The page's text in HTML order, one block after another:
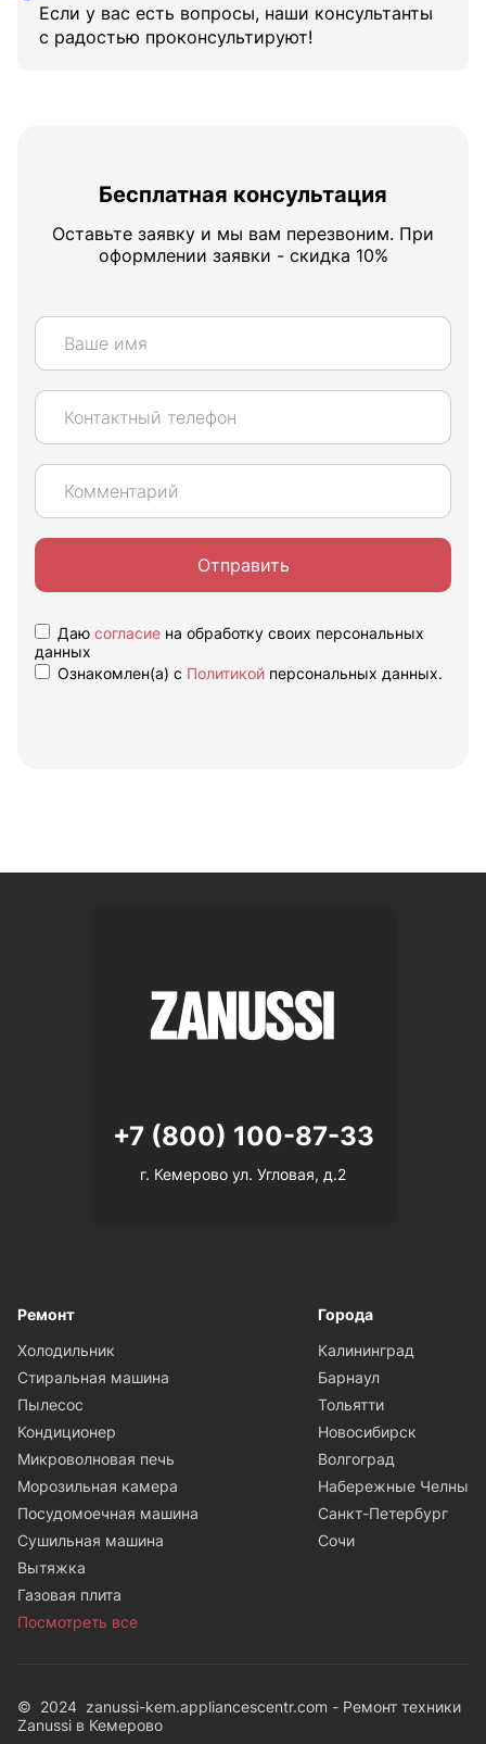
Если у вас есть вопросы, наши консультанты
с радостью проконсультируют!
Бесплатная консультация
Оставьте заявку и мы вам перезвоним. При
оформлении заявки - скидка 10%
Отправить
Даю согласие на обработку своих персональных
данных
Ознакомлен(а) с Политикой персональных данных.
+7 (800) 100-87-33
г. Кемерово ул. Угловая, д.2
Ремонт
Холодильник
Стиральная машина
Пылесос
Кондиционер
Микроволновая печь
Морозильная камера
Посудомоечная машина
Сушильная машина
Вытяжка
Газовая плита
Посмотреть все
Города
Калининград
Барнаул
Тольятти
Новосибирск
Волгоград
Набережные Челны
Санкт-Петербург
Сочи
© 2024 zanussi-kem.appliancescentr.com - Ремонт техники
Zanussi в Кемерово